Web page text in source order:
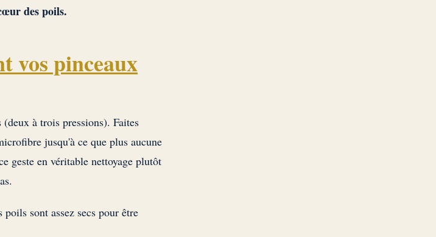
des poils.
vos pinceaux
à trois pressions). Faites
jusqu'à ce que plus aucune
geste en véritable nettoyage plutôt
sont assez secs pour être